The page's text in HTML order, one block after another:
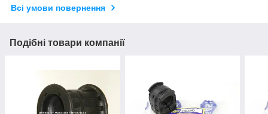
Всі умови повернення
Подібні товари компанії